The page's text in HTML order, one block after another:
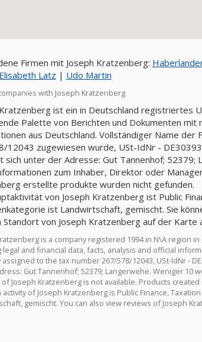
Firmen mit Joseph Kratzenberg:
Elisabeth Latz| Udo Martin
with Joseph Kratzenberg
ist ein in Deutschland registriertes
Palette von Berichten und Dokumenten mit
aus Deutschland. Vollständiger Name
12043 zugewiesen wurde, USt-IdNr -
sich unter der Adresse: Gut Tannenhof; 52379;
zum Inhaber, Direktor oder
erstellte produkte wurden nicht gefunden.
von Joseph Kratzenberg ist Public
ist Landwirtschaft, gemischt. Sie
Standort von Joseph Kratzenberg auf der Karte
is a company registered 1994 in N\A region
and financial data, facts, analysis and official
to the tax number 267/578/12043, USt-IdNr -
Gut Tannenhof; 52379; Langerwehe. Weniger 10
of Joseph Kratzenberg is not available. Products
activity of Joseph Kratzenberg is Public Finance,
gemischt. You can also view reviews of Joseph